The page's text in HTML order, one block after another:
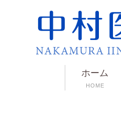
ホーム
HOME